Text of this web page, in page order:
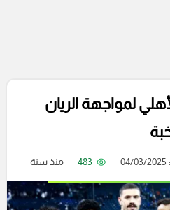
لمواجهة الريان
483 منذ سنة